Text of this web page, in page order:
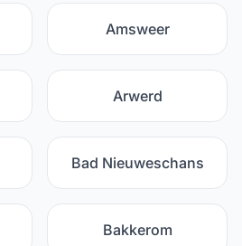
Amsweer
Arwerd
Bad Nieuweschans
Bakkerom